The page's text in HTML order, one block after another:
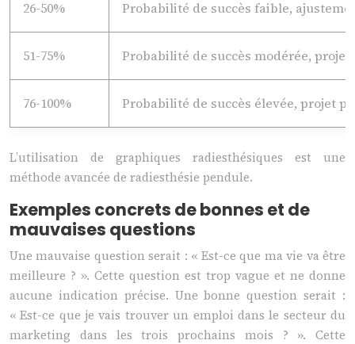
26-50% Probabilité de succès faible,
51-75% Probabilité de succès modérée,
76-100% Probabilité de succès élevée, projet
L’utilisation de graphiques radiesthésiques est une
méthode avancée de radiesthésie pendule.
Exemples concrets de bonnes et de
mauvaises questions
Une mauvaise question serait : « Est-ce que ma vie va être
meilleure ? ». Cette question est trop vague et ne donne
aucune indication précise. Une bonne question serait :
« Est-ce que je vais trouver un emploi dans le secteur du
marketing dans les trois prochains mois ? ». Cette